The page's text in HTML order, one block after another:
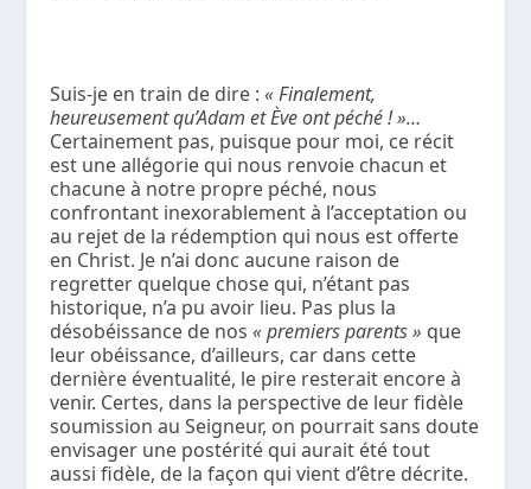
Suis-je en train de dire :« Finalement,
heureusement qu’Adam et Ève ont péché ! »…
Certainement pas, puisque pour moi, ce récit
est une allégorie qui nous renvoie chacun et
chacune à notre propre péché, nous
confrontant inexorablement à l’acceptation ou
au rejet de la rédemption qui nous est offerte
en Christ. Je n’ai donc aucune raison de
regretter quelque chose qui, n’étant pas
historique, n’a pu avoir lieu. Pas plus la
désobéissance de nos« premiers parents » que
leur obéissance, d’ailleurs, car dans cette
dernière éventualité, le pire resterait encore à
venir. Certes, dans la perspective de leur fidèle
soumission au Seigneur, on pourrait sans doute
envisager une postérité qui aurait été tout
aussi fidèle, de la façon qui vient d’être décrite.